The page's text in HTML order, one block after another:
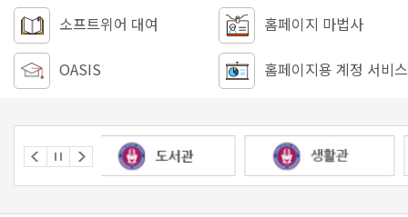
소프트위어 대여 홈페이지 마법사
OASIS 홈페이지용 계정 서비스